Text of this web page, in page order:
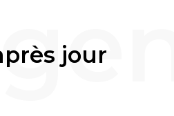
jour